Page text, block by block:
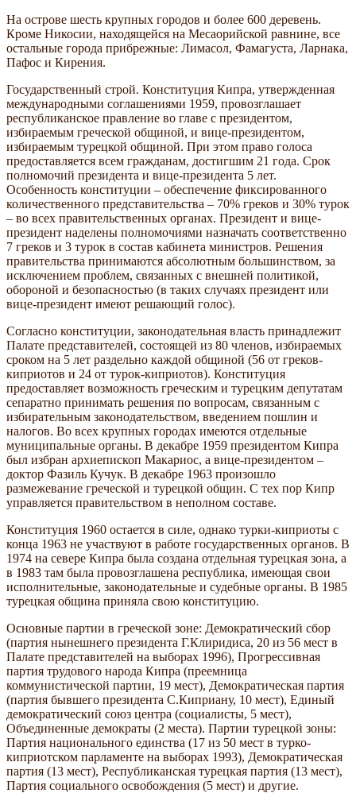
На острове шесть крупных городов и более 600 деревень.
Кроме Никосии, находящейся на Месаорийской равнине, все
остальные города прибрежные: Лимасол, Фамагуста, Ларнака,
Пафос и Кирения.
Государственный строй. Конституция Кипра, утвержденная
международными соглашениями 1959, провозглашает
республиканское правление во главе с президентом,
избираемым греческой общиной, и вице-президентом,
избираемым турецкой общиной. При этом право голоса
предоставляется всем гражданам, достигшим 21 года. Срок
полномочий президента и вице-президента 5 лет.
Особенность конституции – обеспечение фиксированного
количественного представительства – 70% греков и 30% турок
– во всех правительственных органах. Президент и вице-
президент наделены полномочиями назначать соответственно
7 греков и 3 турок в состав кабинета министров. Решения
правительства принимаются абсолютным большинством, за
исключением проблем, связанных с внешней политикой,
обороной и безопасностью (в таких случаях президент или
вице-президент имеют решающий голос).
Согласно конституции, законодательная власть принадлежит
Палате представителей, состоящей из 80 членов, избираемых
сроком на 5 лет раздельно каждой общиной (56 от греков-
киприотов и 24 от турок-киприотов). Конституция
предоставляет возможность греческим и турецким депутатам
сепаратно принимать решения по вопросам, связанным с
избирательным законодательством, введением пошлин и
налогов. Во всех крупных городах имеются отдельные
муниципальные органы. В декабре 1959 президентом Кипра
был избран архиепископ Макариос, а вице-президентом –
доктор Фазиль Кучук. В декабре 1963 произошло
размежевание греческой и турецкой общин. С тех пор Кипр
управляется правительством в неполном составе.
Конституция 1960 остается в силе, однако турки-киприоты с
конца 1963 не участвуют в работе государственных органов. В
1974 на севере Кипра была создана отдельная турецкая зона, а
в 1983 там была провозглашена республика, имеющая свои
исполнительные, законодательные и судебные органы. В 1985
турецкая община приняла свою конституцию.
Основные партии в греческой зоне: Демократический сбор
(партия нынешнего президента Г.Клиридиса, 20 из 56 мест в
Палате представителей на выборах 1996), Прогрессивная
партия трудового народа Кипра (преемница
коммунистической партии, 19 мест), Демократическая партия
(партия бывшего президента С.Киприану, 10 мест), Единый
демократический союз центра (социалисты, 5 мест),
Объединенные демократы (2 места). Партии турецкой зоны:
Партия национального единства (17 из 50 мест в турко-
киприотском парламенте на выборах 1993), Демократическая
партия (13 мест), Республиканская турецкая партия (13 мест),
Партия социального освобождения (5 мест) и другие.